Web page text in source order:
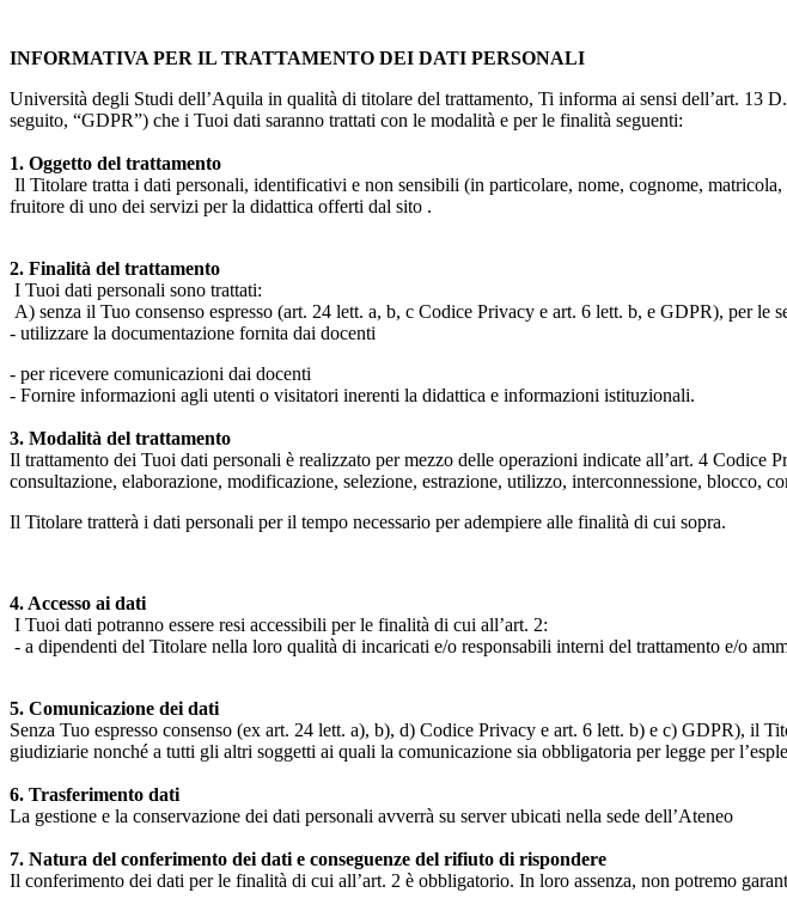
INFORMATIVA PER IL TRATTAMENTO DEI DATI PERSONALI
Università degli Studi dell’Aquila in qualità di titolare del trattamento, Ti informa ai sensi dell’art. 13
seguito, “GDPR”) che i Tuoi dati saranno trattati con le modalità e per le finalità seguenti:
1. Oggetto del trattamento
Il Titolare tratta i dati personali, identificativi e non sensibili (in particolare, nome, cognome,
fruitore di uno dei servizi per la didattica offerti dal sito .
2. Finalità del trattamento
I Tuoi dati personali sono trattati:
A) senza il Tuo consenso espresso (art. 24 lett. a, b, c Codice Privacy e art. 6 lett. b, e GDPR), per le
- utilizzare la documentazione fornita dai docenti
- per ricevere comunicazioni dai docenti
- Fornire informazioni agli utenti o visitatori inerenti la didattica e informazioni istituzionali.
3. Modalità del trattamento
Il trattamento dei Tuoi dati personali è realizzato per mezzo delle operazioni indicate all’art. 4 Codice
consultazione, elaborazione, modificazione, selezione, estrazione, utilizzo, interconnessione, blocco,
Il Titolare tratterà i dati personali per il tempo necessario per adempiere alle finalità di cui sopra.
4. Accesso ai dati
I Tuoi dati potranno essere resi accessibili per le finalità di cui all’art. 2:
- a dipendenti del Titolare nella loro qualità di incaricati e/o responsabili interni del trattamento e/o
5. Comunicazione dei dati
Senza Tuo espresso consenso (ex art. 24 lett. a), b), d) Codice Privacy e art. 6 lett. b) e c) GDPR),
giudiziarie nonché a tutti gli altri soggetti ai quali la comunicazione sia obbligatoria per legge per
6. Trasferimento dati
La gestione e la conservazione dei dati personali avverrà su server ubicati nella sede dell’Ateneo
7. Natura del conferimento dei dati e conseguenze del rifiuto di rispondere
Il conferimento dei dati per le finalità di cui all’art. 2 è obbligatorio. In loro assenza, non potremo